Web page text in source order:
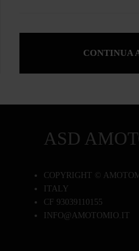
CONTINUA
ASD
COPYRIGHT ©
ITALY
CF 93039110155
INFO@AMOTOMIO.IT